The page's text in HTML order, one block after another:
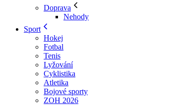
Doprava
Nehody
Sport
Hokej
Fotbal
Tenis
Lyžování
Cyklistika
Atletika
Bojové sporty
ZOH 2026